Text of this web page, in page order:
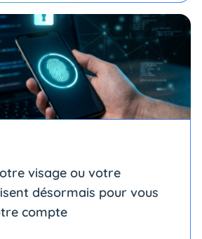
visage ou votre
désormais pour vous
compte